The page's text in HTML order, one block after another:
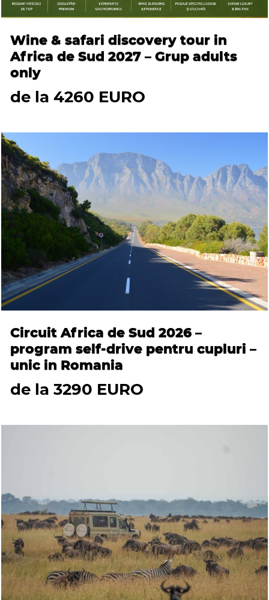
Wine & safari discovery tour in
Africa de Sud 2027 – Grup adults
only
de la 4260 EURO
Circuit Africa de Sud 2026 –
program self-drive pentru cupluri –
unic in Romania
de la 3290 EURO